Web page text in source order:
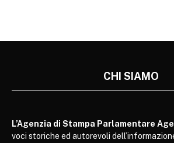
CHI SIAMO
L’Agenzia di Stampa Parlamentare
voci storiche ed autorevoli